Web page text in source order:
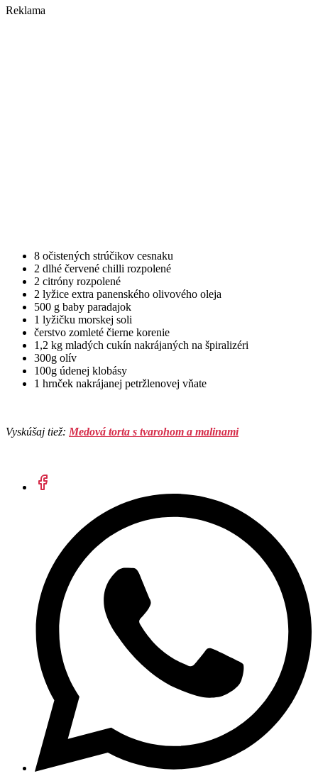
Reklama
8 očistených strúčikov cesnaku
2 dlhé červené chilli rozpolené
2 citróny rozpolené
2 lyžice extra panenského olivového oleja
500 g baby paradajok
1 lyžičku morskej soli
čerstvo zomleté čierne korenie
1,2 kg mladých cukín nakrájaných na špiralizéri
300g olív
100g údenej klobásy
1 hrnček nakrájanej petržlenovej vňate
Vyskúšaj tiež: Medová torta s tvarohom a malinami